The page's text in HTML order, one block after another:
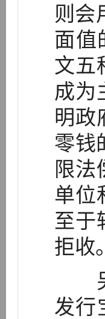
则会
面值
文五
成为
明政
零钱
限法
单位
至于
拒收。
另
发行